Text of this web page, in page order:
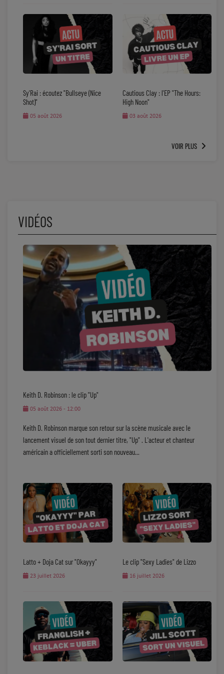
Sy'Rai : écoutez "Bullseye (Nice
Shot)"
05 août 2026
Cautious Clay : l'EP "The Hours:
High Noon"
03 août 2026
VOIR PLUS
VIDÉOS
Keith D. Robinson : le clip "Up"
05 août 2026 - 12:00
Keith D. Robinson marque son retour sur la scène musicale avec le
lancement visuel de son tout dernier titre, "Up" . L'acteur et chanteur
américain a officiellement sorti son nouveau...
Latto + Doja Cat sur "Okayyy"
23 juillet 2026
Le clip "Sexy Ladies" de Lizzo
16 juillet 2026